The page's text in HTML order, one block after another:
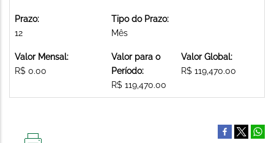
Prazo:
12
Tipo do Prazo:
Mês
Valor Mensal:
R$ 0.00
Valor para o
Período:
R$ 119,470.00
Valor Global:
R$ 119,470.00